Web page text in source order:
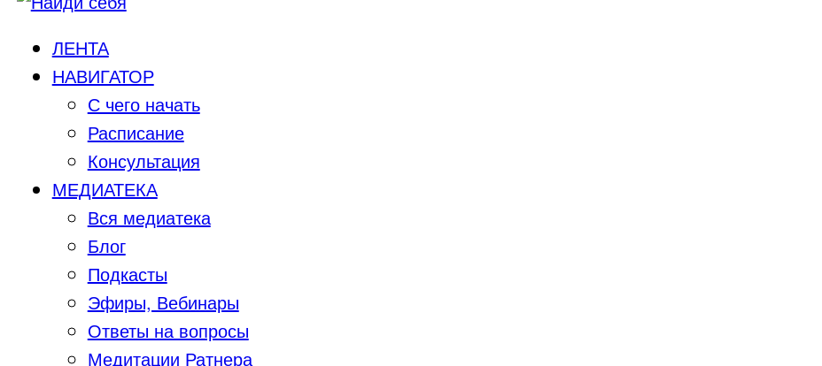
ЛЕНТА
НАВИГАТОР
С чего начать
Расписание
Консультация
МЕДИАТЕКА
Вся медиатека
Блог
Подкасты
Эфиры, Вебинары
Ответы на вопросы
Медитации Ратнера